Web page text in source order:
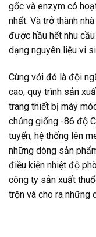
gốc và enzym có
nhất. Và trở thành
được hầu hết nhu
dạng nguyên liệu vi
Cùng với đó là đội
cao, quy trình sản
trang thiết bị máy
chủng giống -86 độ
tuyến, hệ thống lên
những dòng sản
điều kiện nhiệt độ
công ty sản xuất
trộn và cho ra những